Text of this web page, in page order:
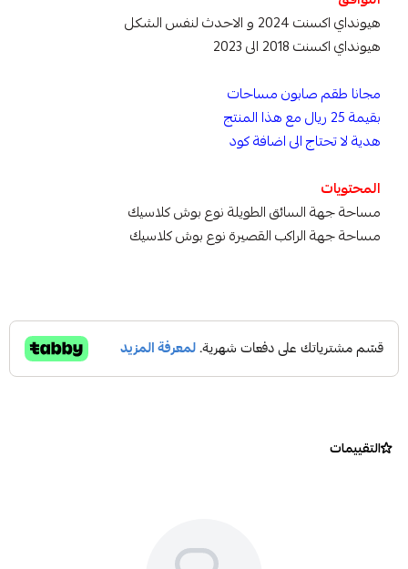
هيونداي اكسنت 2024 و الاحدث لنفس الشكل
هيونداي اكسنت 2018 الى 2023
مجانا طقم صابون مساحات
بقيمة 25 ريال مع هذا المنتج
هدية لا تحتاج الى اضافة كود
المحتويات
مساحة جهة السائق الطويلة نوع بوش كلاسيك
مساحة جهة الراكب القصيرة نوع بوش كلاسيك
التقييمات